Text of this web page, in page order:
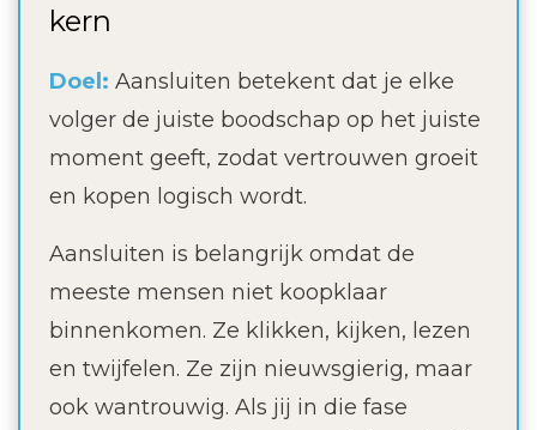
kern
Doel: Aansluiten betekent dat je elke
volger de juiste boodschap op het juiste
moment geeft, zodat vertrouwen groeit
en kopen logisch wordt.
Aansluiten is belangrijk omdat de
meeste mensen niet koopklaar
binnenkomen. Ze klikken, kijken, lezen
en twijfelen. Ze zijn nieuwsgierig, maar
ook wantrouwig. Als jij in die fase